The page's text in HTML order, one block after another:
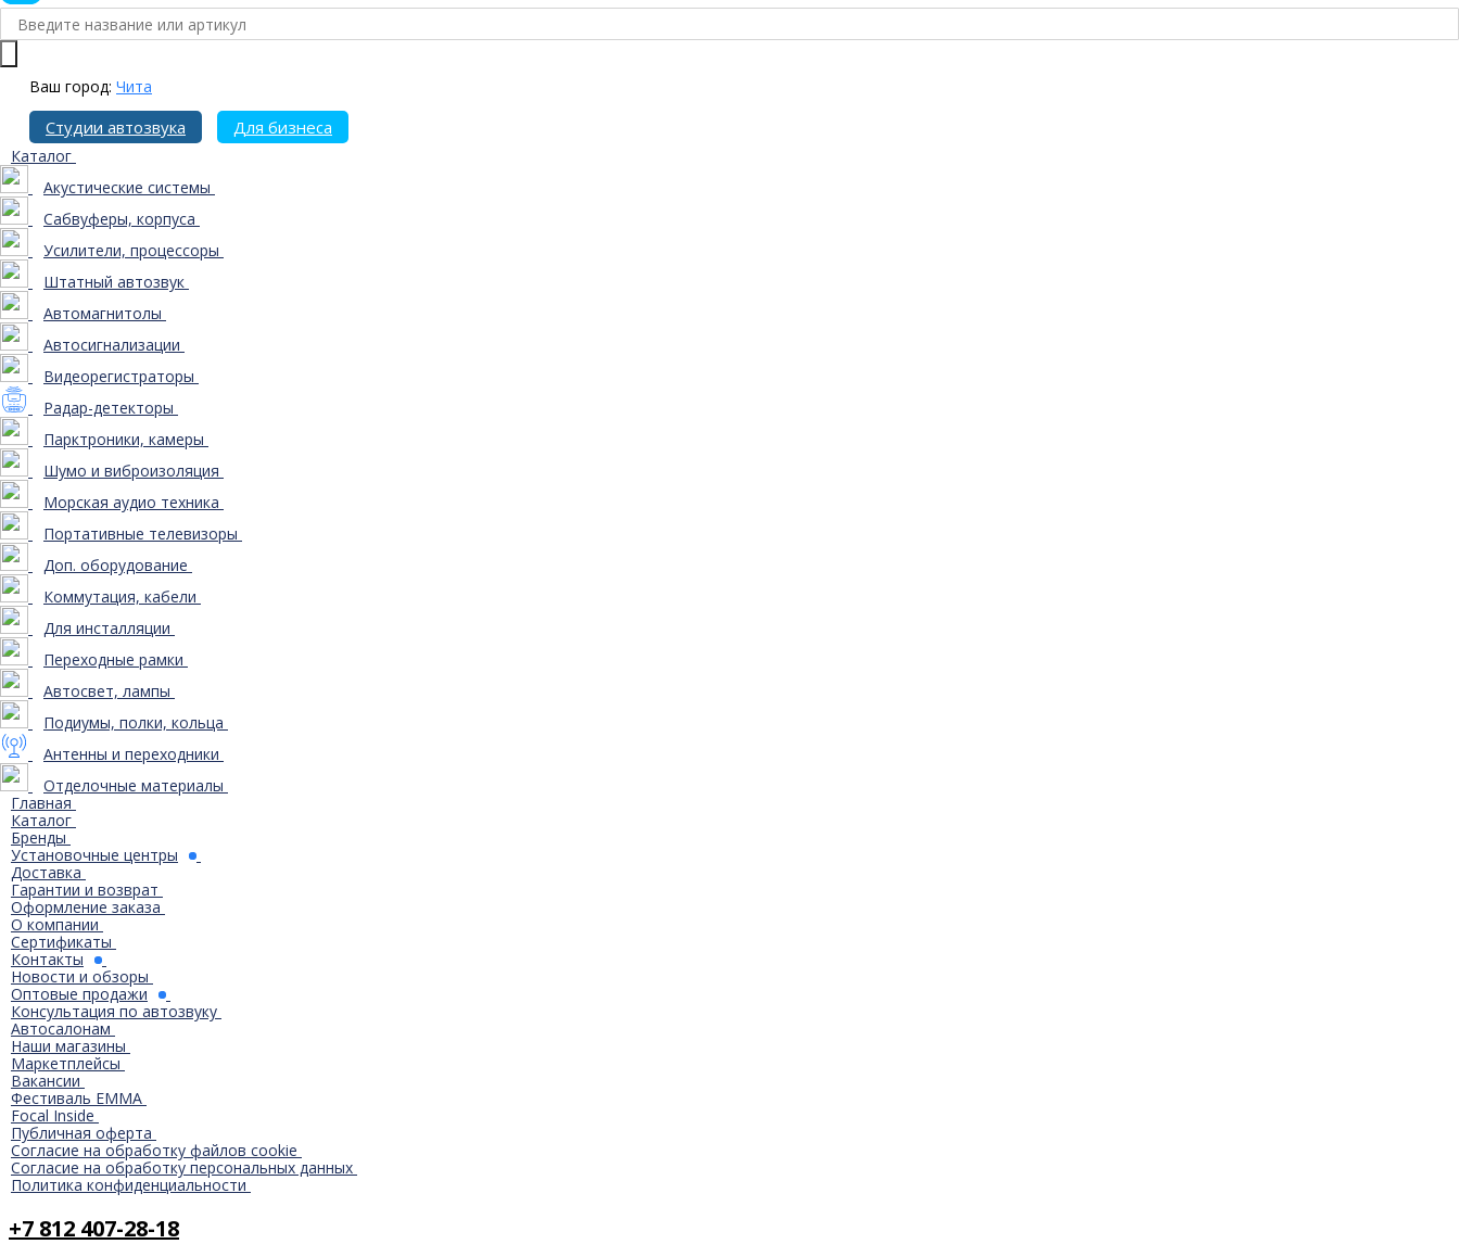
Ваш город: Чита
Студии автозвука Для бизнеса
Каталог
Акустические системы
Сабвуферы, корпуса
Усилители, процессоры
Штатный автозвук
Автомагнитолы
Автосигнализации
Видеорегистраторы
Радар-детекторы
Парктроники, камеры
Шумо и виброизоляция
Морская аудио техника
Портативные телевизоры
Доп. оборудование
Коммутация, кабели
Для инсталляции
Переходные рамки
Автосвет, лампы
Подиумы, полки, кольца
Антенны и переходники
Отделочные материалы
Главная
Каталог
Бренды
Установочные центры
Доставка
Гарантии и возврат
Оформление заказа
О компании
Сертификаты
Контакты
Новости и обзоры
Оптовые продажи
Консультация по автозвуку
Автосалонам
Наши магазины
Маркетплейсы
Вакансии
Фестиваль EMMA
Focal Inside
Публичная оферта
Согласие на обработку файлов cookie
Согласие на обработку персональных данных
Политика конфиденциальности
+7 812 407-28-18